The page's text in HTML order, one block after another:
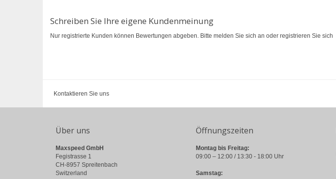
Schreiben Sie Ihre eigene Kundenmeinung
Nur registrierte Kunden können Bewertungen abgeben. Bittemelden Sie sich an oderregistrieren Sie sich
Kontaktieren Sie uns
Über uns
Maxspeed GmbH
Fegistrasse 1
CH-8957 Spreitenbach
Switzerland
Öffnungszeiten
Montag bis Freitag:
09:00 – 12:00 / 13:30 - 18:00 Uhr
Samstag: